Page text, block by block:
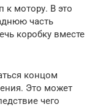
к мотору. В это
часть
коробку вместе
концом
Это может
чего